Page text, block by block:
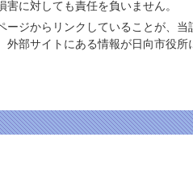
害に対しても責任を負いません。
ージからリンクしていることが、
外部サイトにある情報が日向市役所